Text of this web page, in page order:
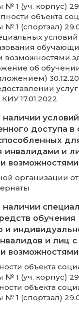
для лиц с
for
лиц с ОВЗ)
лиц с ОВЗ)
система
электронная
лиц с ОВЗ)
электронная
лиц с ОВЗ)
(Доступно